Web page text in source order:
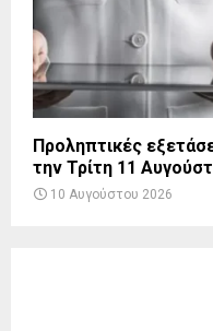
Προληπτικές
την Τρίτη 11
10 Αυγούστου 2026